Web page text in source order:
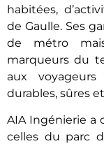
habitées,
de Gaulle. Ses
de métro
marqueurs du
aux
durables, sûres
AIA Ingénierie a
celles du parc